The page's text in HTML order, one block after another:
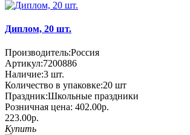
Диплом, 20 шт.
Производитель:Россия
Артикул:7200886
Наличие:3 шт.
Количество в упаковке:20 шт
Праздник:Школьные праздники
Розничная цена: 402.00р.
223.00р.
Купить